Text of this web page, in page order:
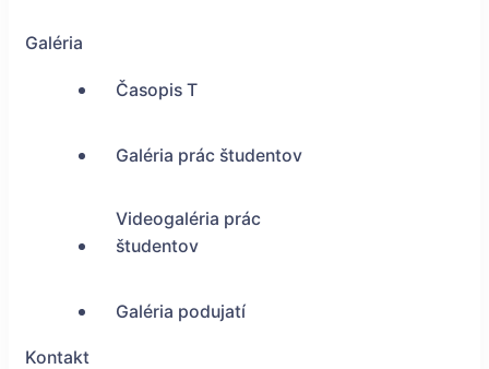
Galéria
Časopis T
Galéria prác študentov
Videogaléria prác
študentov
Galéria podujatí
Kontakt